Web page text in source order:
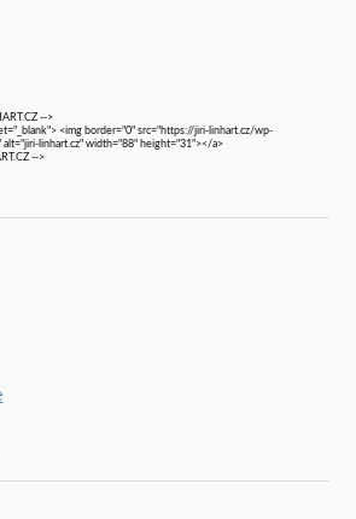
-->
<img border="0" src="https://jiri-linhart.cz/wp-
linhart.cz" width="88" height="31"></a>
-->